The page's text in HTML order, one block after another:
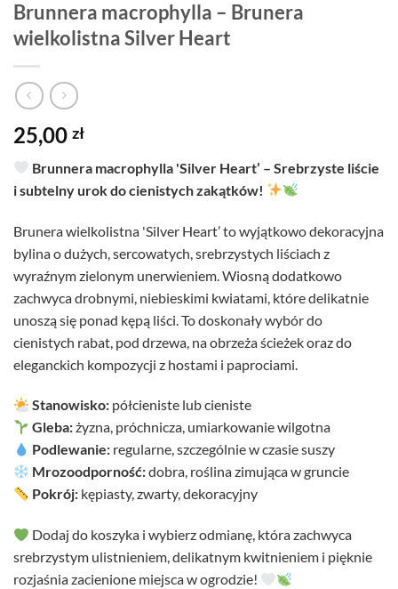
Brunnera macrophylla – Brunera
wielkolistna Silver Heart
25,00 zł
Brunnera macrophylla 'Silver Heart’ – Srebrzyste liście
i subtelny urok do cienistych zakątków!
Brunera wielkolistna 'Silver Heart’ to wyjątkowo dekoracyjna
bylina o dużych, sercowatych, srebrzystych liściach z
wyraźnym zielonym unerwieniem. Wiosną dodatkowo
zachwyca drobnymi, niebieskimi kwiatami, które delikatnie
unoszą się ponad kępą liści. To doskonały wybór do
cienistych rabat, pod drzewa, na obrzeża ścieżek oraz do
eleganckich kompozycji z hostami i paprociami.
Stanowisko: półcieniste lub cieniste
Gleba:żyzna, próchnicza, umiarkowanie wilgotna
Podlewanie: regularne, szczególnie w czasie suszy
Mrozoodporność:dobra, roślina zimująca w gruncie
Pokrój: kępiasty, zwarty, dekoracyjny
Dodaj do koszyka i wybierz odmianę, która zachwyca
srebrzystym ulistnieniem, delikatnym kwitnieniem i pięknie
rozjaśnia zacienione miejsca w ogrodzie!